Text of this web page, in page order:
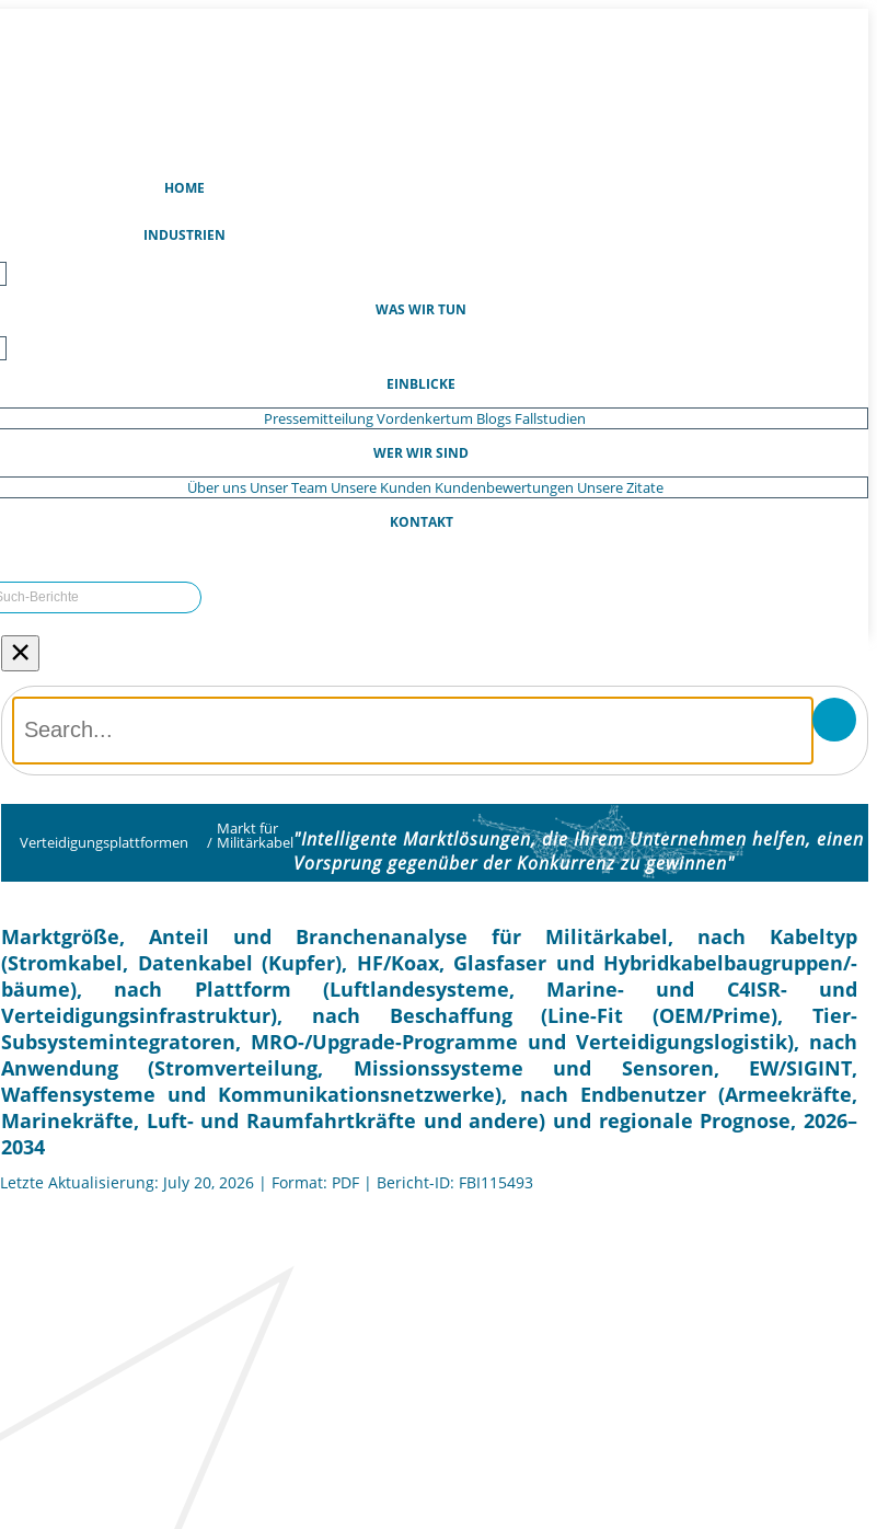
HOME
INDUSTRIEN
WAS WIR TUN
EINBLICKE
PressemitteilungVordenkertum Blogs Fallstudien
WER WIR SIND
Über uns Unser Team Unsere Kunden Kundenbewertungen Unsere Zitate
KONTAKT
×
Verteidigungsplattformen /
Markt für
Militärkabel"Intelligente Marktlösungen, die Ihrem Unternehmen helfen, einen
Vorsprung gegenüber der Konkurrenz zu gewinnen"
Marktgröße, Anteil und Branchenanalyse für Militärkabel, nach Kabeltyp
(Stromkabel, Datenkabel (Kupfer), HF/Koax, Glasfaser und Hybridkabelbaugruppen/-
bäume), nach Plattform (Luftlandesysteme, Marine- und C4ISR- und
Verteidigungsinfrastruktur), nach Beschaffung (Line-Fit (OEM/Prime), Tier-
Subsystemintegratoren, MRO-/Upgrade-Programme und Verteidigungslogistik), nach
Anwendung (Stromverteilung, Missionssysteme und Sensoren, EW/SIGINT,
Waffensysteme und Kommunikationsnetzwerke), nach Endbenutzer (Armeekräfte,
Marinekräfte, Luft- und Raumfahrtkräfte und andere) und regionale Prognose, 2026–
2034
Letzte Aktualisierung: July 20, 2026 | Format: PDF | Bericht-ID: FBI115493